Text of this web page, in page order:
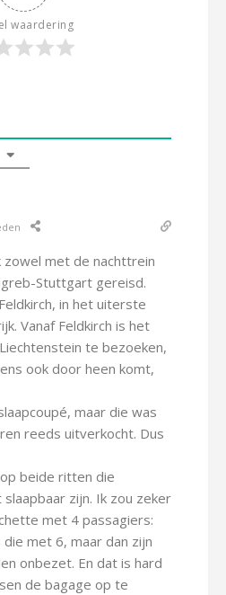
waardering
zowel met de nachttrein
Stuttgart gereisd.
in het uiterste
Vanaf Feldkirch is het
te bezoeken,
ook door heen komt,
maar die was
reeds uitverkocht. Dus
beide ritten die
zijn. Ik zou zeker
met 4 passagiers:
met 6, maar dan zijn
onbezet. En dat is hard
de bagage op te